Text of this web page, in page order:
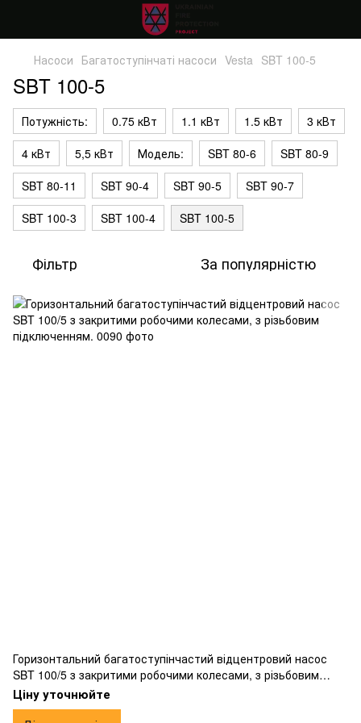
Насоси Багатоступінчаті насоси Vesta SBT 100-5
SBT 100-5
Потужність: 0.75 кВт 1.1 кВт 1.5 кВт
3 кВт
4 кВт
5,5 кВт Модель: SBT 80-6
SBT 80-9
SBT 80-11
SBT 90-4 SBT 90-5
SBT 90-7
SBT 100-3
SBT 100-4 SBT 100-5
Фільтр За популярністю
Горизонтальний багатоступінчастий відцентровий насос
SBT 100/5 з закритими робочими колесами, з різьбовим
підключенням.
Ціну уточнюйте